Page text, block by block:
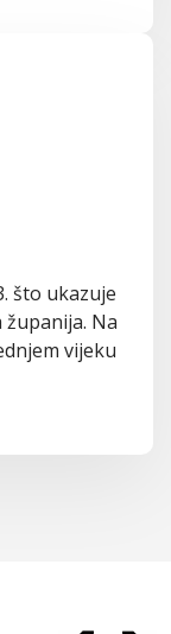
što ukazuje
županija. Na
vijeku